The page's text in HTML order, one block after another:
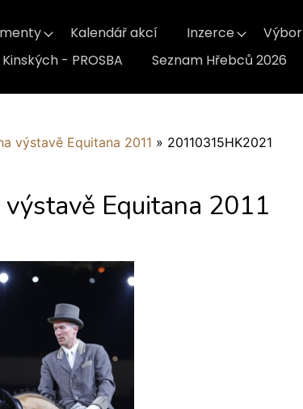
Kalendář akcí Inzerce Výbor
- PROSBA
Seznam Hřebců 2026
výstavě Equitana 2011 » 20110315HK2021
Equitana 2011